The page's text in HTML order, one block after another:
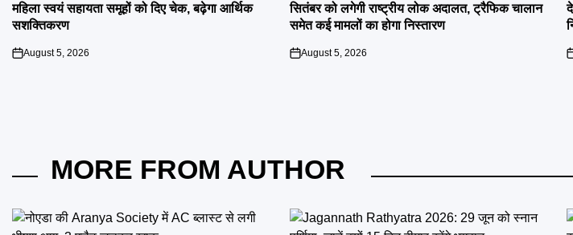
महिला स्वयं सहायता समूहों को दिए चेक, बढ़ेगा आर्थिक
सशक्तिकरण
on
August 5, 2026
सितंबर को लगेगी राष्ट्रीय लोक अदालत, ट्रैफिक चालान
समेत कई मामलों का होगा निस्तारण
on
August 5, 2026
MORE FROM AUTHOR